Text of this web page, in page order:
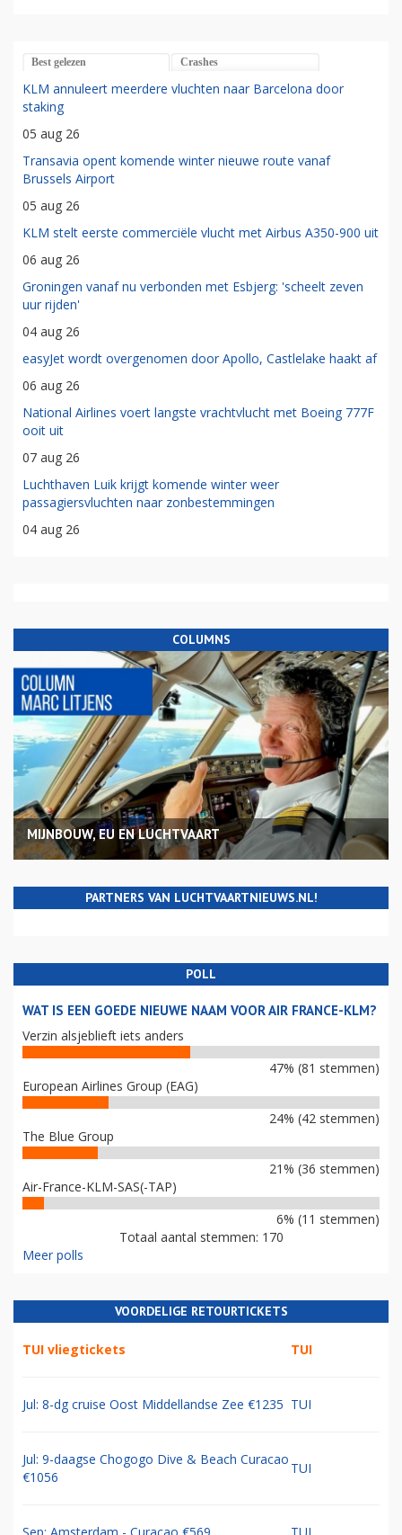
Best gelezen Crashes
KLM annuleert meerdere vluchten naar Barcelona door
staking
05 aug 26
Transavia opent komende winter nieuwe route vanaf
Brussels Airport
05 aug 26
KLM stelt eerste commerciële vlucht met Airbus A350-900 uit
06 aug 26
Groningen vanaf nu verbonden met Esbjerg: 'scheelt zeven
uur rijden'
04 aug 26
easyJet wordt overgenomen door Apollo, Castlelake haakt af
06 aug 26
National Airlines voert langste vrachtvlucht met Boeing 777F
ooit uit
07 aug 26
Luchthaven Luik krijgt komende winter weer
passagiersvluchten naar zonbestemmingen
04 aug 26
COLUMNS
MIJNBOUW, EU EN LUCHTVAART
PARTNERS VAN LUCHTVAARTNIEUWS.NL!
POLL
WAT IS EEN GOEDE NIEUWE NAAM VOOR AIR FRANCE-KLM?
Verzin alsjeblieft iets anders
47% (81 stemmen)
European Airlines Group (EAG)
24% (42 stemmen)
The Blue Group
21% (36 stemmen)
Air-France-KLM-SAS(-TAP)
6% (11 stemmen)
Totaal aantal stemmen: 170
Meer polls
VOORDELIGE RETOURTICKETS
TUI vliegtickets TUI
Jul: 8-dg cruise Oost Middellandse Zee €1235 TUI
Jul: 9-daagse Chogogo Dive & Beach Curacao
€1056
TUI